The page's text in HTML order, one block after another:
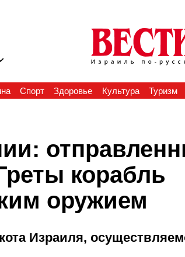
Спорт Здоровье Культура Туризм
корабль
оружием
Израиля,